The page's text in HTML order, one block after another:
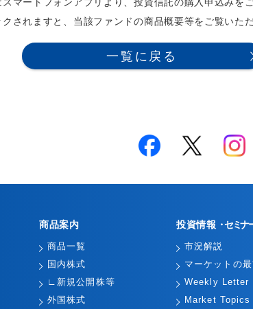
されますと、当該ファンドの商品概要等をご覧いただ
一覧に戻る
商品案内
商品一覧
国内株式
∟新規公開株等
外国株式
投資情報 ・セミナ
市況解説
マーケットの最
Weekly Letter
Market Topics